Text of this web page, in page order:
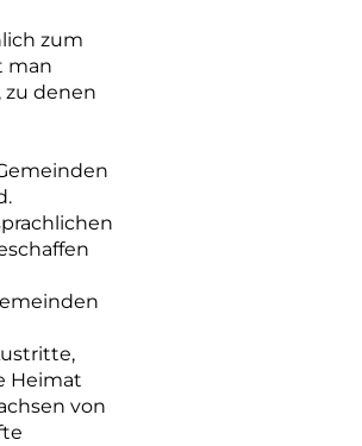
zum
man
zu denen
Heimat
von